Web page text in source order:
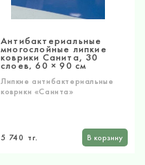
Антибактериальные
многослойные липкие
коврики Санита, 30
слоев, 60 × 90 см
Липкие антибактериальные
коврики «Санита»
5 740 тг. В корзину